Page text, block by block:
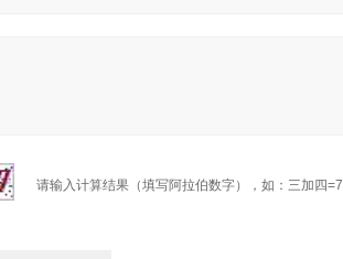
请输入计算结果（填写阿拉伯数字），如：三加四=7